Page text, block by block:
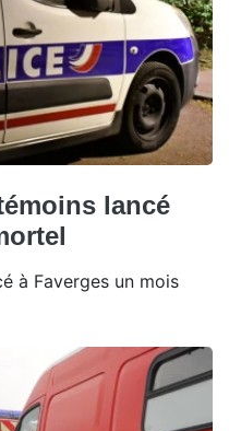
lancé
à Faverges un mois